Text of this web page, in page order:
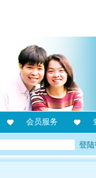
会员服务
登